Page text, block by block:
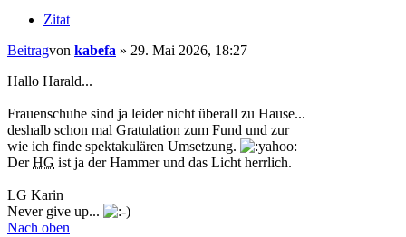
Zitat
Beitragvon kabefa » 29. Mai 2026, 18:27
Hallo Harald...
Frauenschuhe sind ja leider nicht überall zu Hause...
deshalb schon mal Gratulation zum Fund und zur
wie ich finde spektakulären Umsetzung.
DerHG ist ja der Hammer und das Licht herrlich.
LG Karin
Never give up...
Nach oben